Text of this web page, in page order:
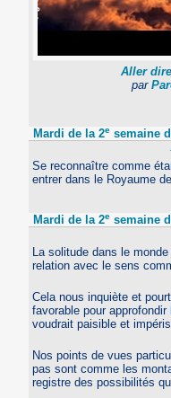
Aller
par
Mardi de la 2e semaine
Se reconnaître comme
entrer dans le Royaume
Mardi de la 2e semaine
La solitude dans le
relation avec le sens
Cela nous inquiète et
favorable pour approfondir
voudrait paisible et
Nos points de vues
pas sont comme les
registre des possibilités